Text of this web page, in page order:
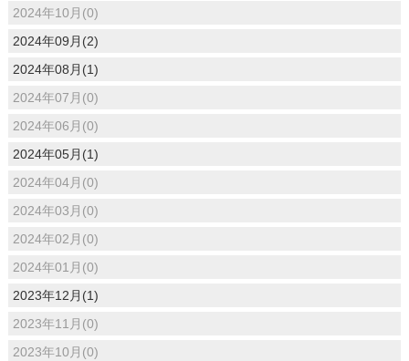
2024年10月(0)
2024年09月(2)
2024年08月(1)
2024年07月(0)
2024年06月(0)
2024年05月(1)
2024年04月(0)
2024年03月(0)
2024年02月(0)
2024年01月(0)
2023年12月(1)
2023年11月(0)
2023年10月(0)